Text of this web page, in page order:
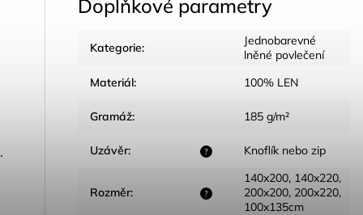
Doplňkové parametry
Kategorie:
Jednobarevné
lněné povlečení
Materiál: 100% LEN
Gramáž: 185 g/m²
?
Uzávěr: Knoflík nebo zip
?
Rozměr:
140x200, 140x220,
200x200, 200x220,
100x135cm